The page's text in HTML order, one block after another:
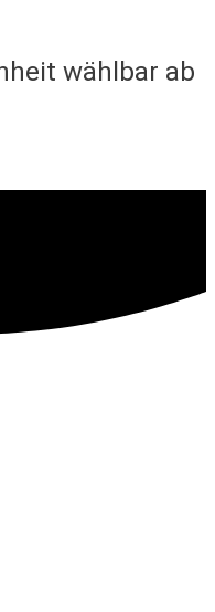
wählbar ab